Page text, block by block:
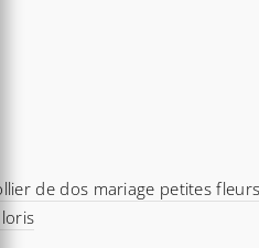
de dos mariage petites